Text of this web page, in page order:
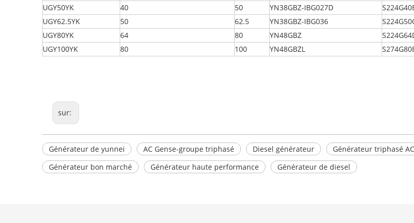
UGY50YK
40 50 YN38GBZ-IBG027D
UGY62.5YK
50 62.5 YN38GBZ-IBG036
UGY80YK
64 80 YN48GBZ
UGY100YK
80 100 YN48GBZL
sur:
Générateur de yunnei AC Gense-groupe triphasé Diesel générateur Générateur triphasé AC
Générateur bon marché
Générateur haute performance Générateur de diesel